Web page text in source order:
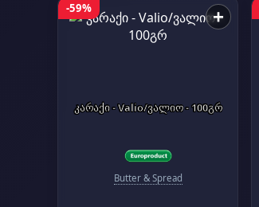
-59% +
კარაქი - Valio/ვალიო - 100გრ
Butter & Spread